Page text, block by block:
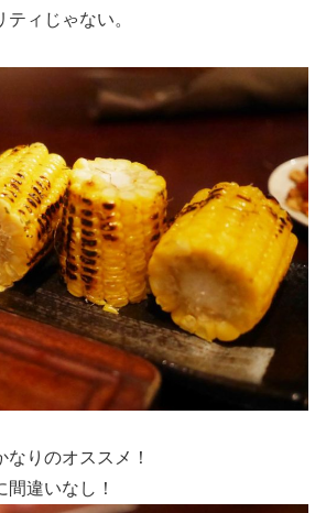
ィじゃない。
りのオススメ！
違いなし！